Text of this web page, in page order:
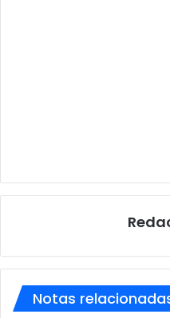
Notas